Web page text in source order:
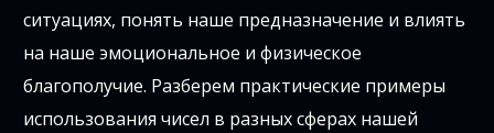
ситуациях, понять наше предназначение и влиять
на наше эмоциональное и физическое
благополучие. Разберем практические примеры
использования чисел в разных сферах нашей